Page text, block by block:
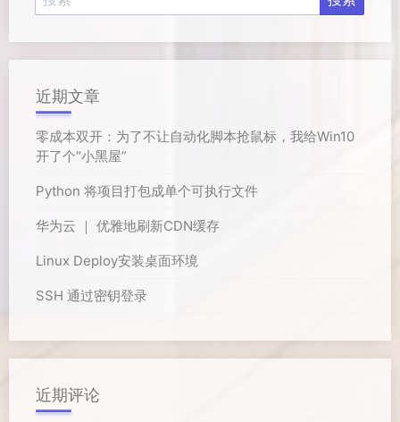
近期文章
零成本双开：为了不让自动化脚本抢鼠标，我给Win10
开了个“小黑屋”
Python 将项目打包成单个可执行文件
华为云 ｜ 优雅地刷新CDN缓存
Linux Deploy安装桌面环境
SSH 通过密钥登录
近期评论